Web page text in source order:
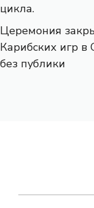
цикла.
Церемония
Карибских игр
без публики